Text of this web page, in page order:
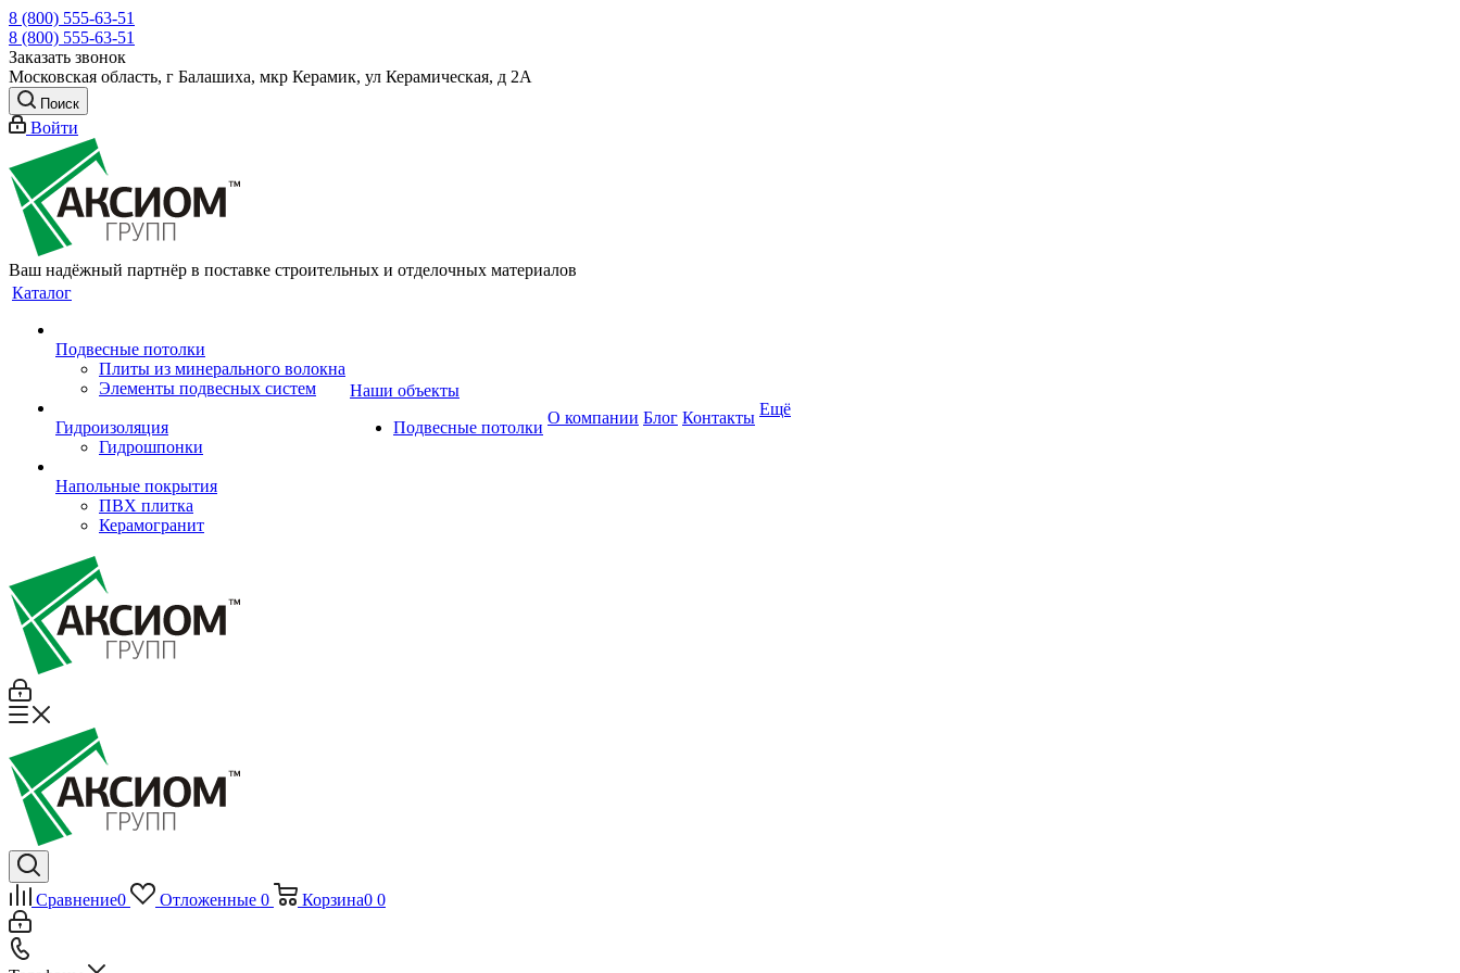
8 (800) 555-63-51
8 (800) 555-63-51
Заказать звонок
Московская область, г Балашиха, мкр Керамик, ул Керамическая, д 2А
Поиск
Войти
Ваш надёжный партнёр в поставке строительных и отделочных материалов
Каталог
Подвесные потолки
Плиты из минерального волокна
Элементы подвесных систем
Гидроизоляция
Гидрошпонки
Напольные покрытия
ПВХ плитка
Керамогранит
Наши объекты
Подвесные потолки
О компании Блог Контакты Ещё
Сравнение0 Отложенные 0 Корзина0 0